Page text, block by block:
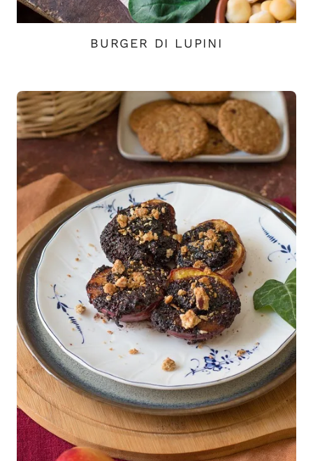
BURGER DI LUPINI